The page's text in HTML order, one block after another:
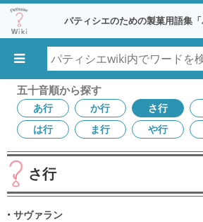
パティシエのための製菓用語集
五十音順から探す
あ行 か行 さ行
は行
ま行 や行
さ行
• サヴァラン